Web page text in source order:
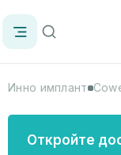
Инно имплант
Откройте